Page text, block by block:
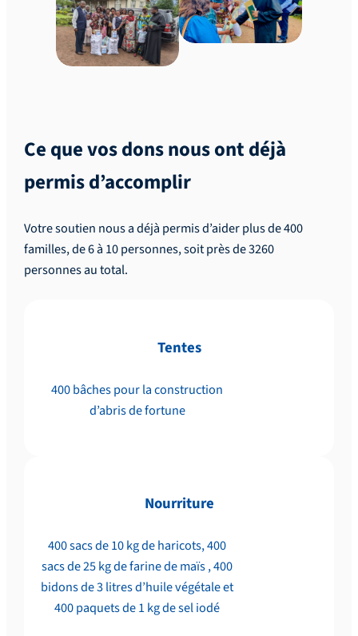
Ce que vos dons nous ont déjà
permis d’accomplir
Votre soutien nous a déjà permis d’aider plus de 400
familles, de 6 à 10 personnes, soit près de 3260
personnes au total.
Tentes
400 bâches pour la construction
d’abris de fortune
Nourriture
400 sacs de 10 kg de haricots, 400
sacs de 25 kg de farine de maïs , 400
bidons de 3 litres d’huile végétale et
400 paquets de 1 kg de sel iodé